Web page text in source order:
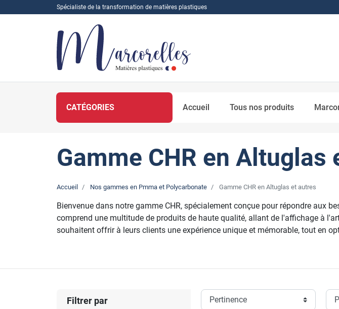
Spécialiste de la transformation de matières plastiques
CATÉGORIES Accueil Tous nos produits
Gamme CHR en Altuglas
Accueil Nos gammes en Pmma et Polycarbonate Gamme CHR en Altuglas et autres
Bienvenue dans notre gamme CHR, spécialement conçue pour répondre aux
comprend une multitude de produits de haute qualité, allant de l'affichage à
souhaitent offrir à leurs clients une expérience unique et mémorable, tout en
La gamme CHR est votre partenaire idéal pour transformer votre
Tous nos produits sont personnalisables, pour toutes questions de
Filtrer par